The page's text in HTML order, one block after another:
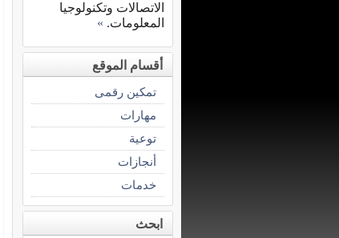
الاتصالات وتكنولوجيا
المعلومات. »
أقسام الموقع
تمكين رقمى
مهارات
توعية
أنجازات
خدمات
ابحث